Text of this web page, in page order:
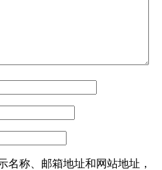
名称、邮箱地址和网站地址，